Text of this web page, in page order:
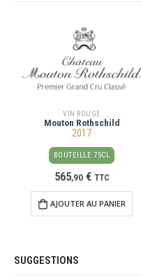
VIN ROUGE
Mouton Rothschild
2017
BOUTEILLE 75CL
565,90 € TTC
AJOUTER AU PANIER
SUGGESTIONS